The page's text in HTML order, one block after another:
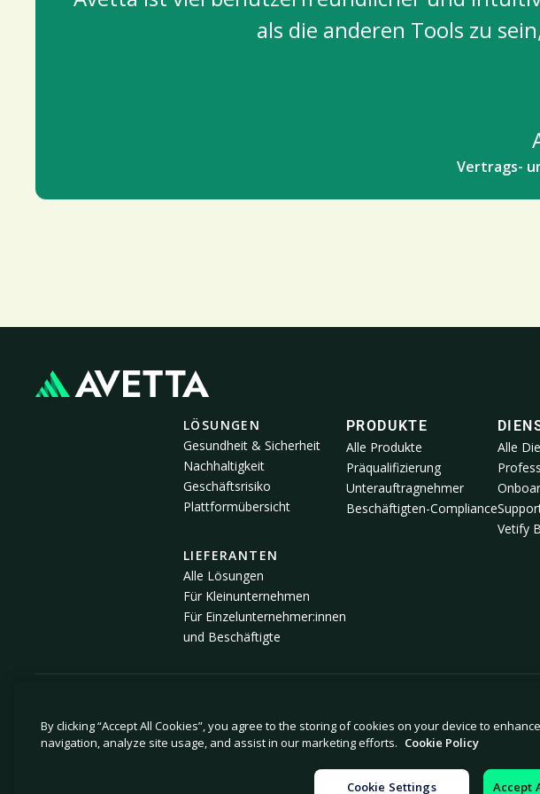
als die anderen Tools zu
Vertrags-
LÖSUNGEN
Gesundheit & Sicherheit
Nachhaltigkeit
Geschäftsrisiko
Plattformübersicht
LIEFERANTEN
Alle Lösungen
Für Kleinunternehmen
Für Einzelunternehmer:innen
und Beschäftigte
PRODUKTE
Alle Produkte
Präqualifizierung
Unterauftragnehmer
Beschäftigten-Compliance
Alle
Vetify
Hinweis bei der Erfassung |
By clicking “Accept All Cookies”, you agree to the storing of cookies on your device to
navigation, analyze site usage, and assist in our marketing efforts. Cookie Policy
Cookie Settings Accept